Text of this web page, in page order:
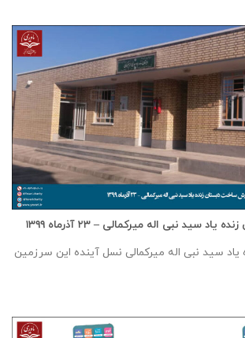
سيد نبی اله ميركمالی – ۲۳ آذر‌ماه ۱۳۹۹
ياد سيد نبی اله ميركمالی نسل آینده این سرزمین